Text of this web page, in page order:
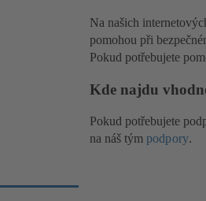
Na našich
pomohou při
Pokud potřebujete
Kde najdu
Pokud potřebujete
na náš tým podpory.